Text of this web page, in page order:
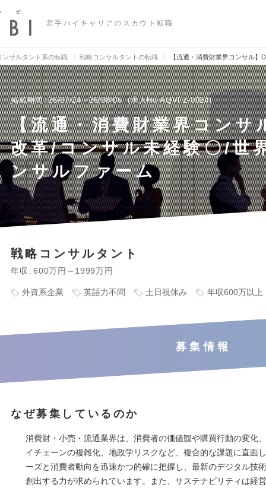
若手ハイキャリアのスカウト転職
ンサルタント系の転職 戦略コンサルタントの転職 【流通・消費財業界コンサル
掲載期間 26/07/24～26/08/06 求人No.AQVFZ-0024
【流通・消費財業界コンサ
改革/コンサル未経験〇/世
ンサルファーム
戦略コンサルタント
年収 600万円～1999万円
外資系企業 英語力不問 土日祝休み 年収600万以上
募集情報
なぜ募集しているのか
消費財・小売・流通業界は、消費者の価値観や購買行動の変化
イチェーンの複雑化、地政学リスクなど、複合的な課題に直面
ーズと消費者動向を迅速かつ的確に把握し、最新のデジタル技
創出する力が求められています。また、サステナビリティは経